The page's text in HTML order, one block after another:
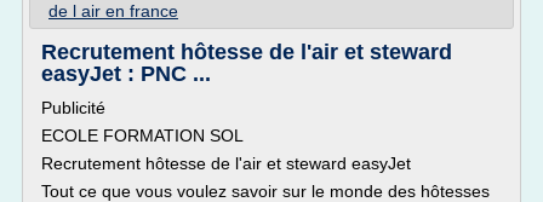
de l air en france
Recrutement hôtesse de l'air et steward
easyJet : PNC ...
Publicité
ECOLE FORMATION SOL
Recrutement hôtesse de l'air et steward easyJet
Tout ce que vous voulez savoir sur le monde des hôtesses